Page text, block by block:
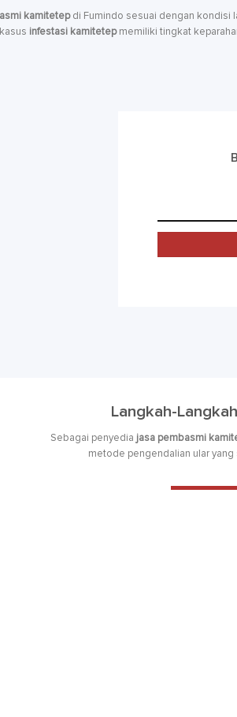
kamitetepdi Fumindo sesuai dengan kondisi
infestasi kamitetepmemiliki tingkat
Langkah-
Sebagai penyedia jasa pembasmi
metode pengendalian ular